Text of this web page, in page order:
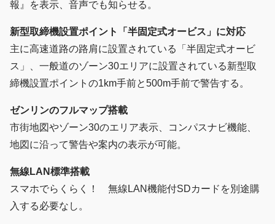
報』を表示、音声でも知らせる。
新型取締機設置ポイント「半固定式オービス」に対応
主に高速道路の路肩に設置されている「半固定式オービ
ス」、一般道のゾーン30エリアに設置されている新型取
締機設置ポイントの1km手前と500m手前で警告する。
ゼンリンのフルマップ搭載
市街地図やゾーン30のエリア表示、コンパスナビ機能、
地図に沿って警告や案内の表示が可能。
無線LAN標準搭載
スマホでらくらく！ 無線LAN機能付SDカードを別途購
入する必要なし。